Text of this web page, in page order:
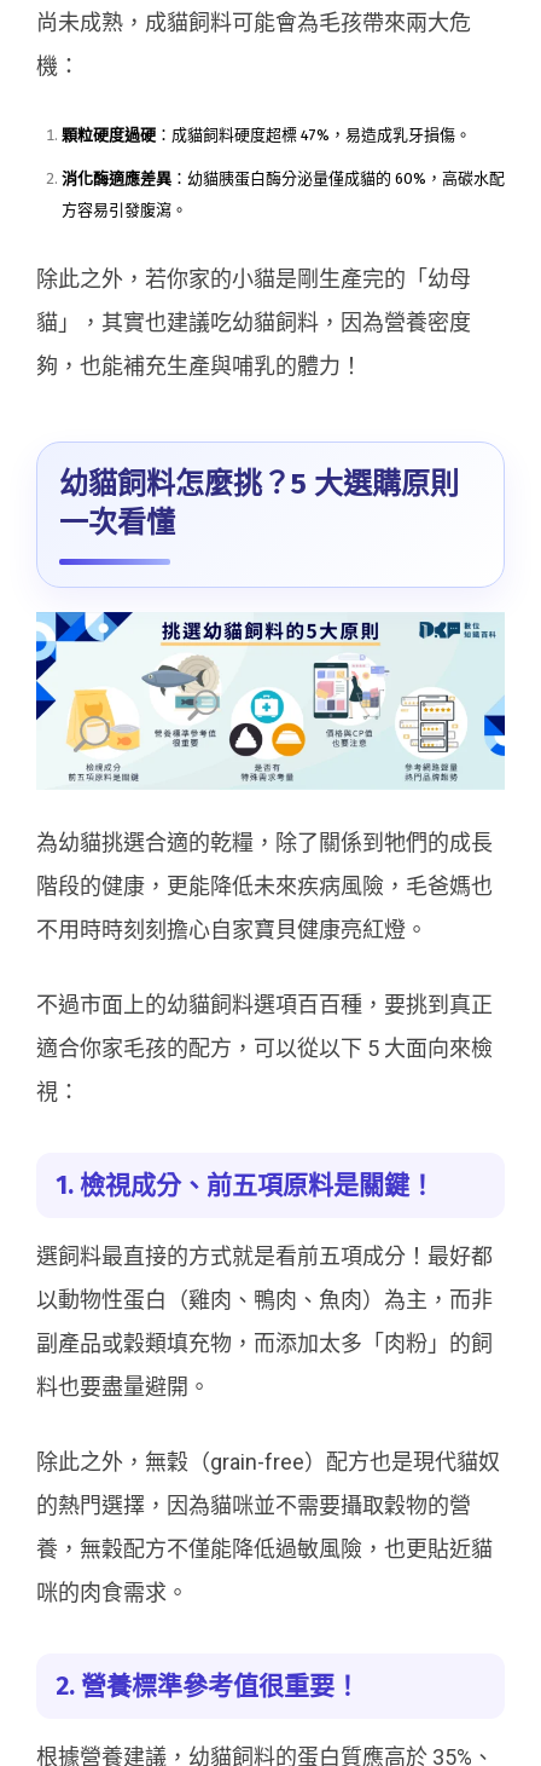
尚未成熟，成貓飼料可能會為毛孩帶來兩大危
機：
顆粒硬度過硬 ：成貓飼料硬度超標 47%，易造成乳牙損傷。
消化酶適應差異 ：幼貓胰蛋白酶分泌量僅成貓的 60%，高碳水配
方容易引發腹瀉。
除此之外，若你家的小貓是剛生產完的「幼母
貓」，其實也建議吃幼貓飼料，因為營養密度
夠，也能補充生產與哺乳的體力！
幼貓飼料怎麼挑？5 大選購原則
一次看懂
為幼貓挑選合適的乾糧，除了關係到牠們的成長
階段的健康，更能降低未來疾病風險，毛爸媽也
不用時時刻刻擔心自家寶貝健康亮紅燈。
不過市面上的幼貓飼料選項百百種，要挑到真正
適合你家毛孩的配方，可以從以下 5 大面向來檢
視：
1. 檢視成分、前五項原料是關鍵！
選飼料最直接的方式就是看前五項成分！最好都
以動物性蛋白（雞肉、鴨肉、魚肉）為主，而非
副產品或穀類填充物，而添加太多「肉粉」的飼
料也要盡量避開。
除此之外，無穀（grain-free）配方也是現代貓奴
的熱門選擇，因為貓咪並不需要攝取穀物的營
養，無穀配方不僅能降低過敏風險，也更貼近貓
咪的肉食需求。
2. 營養標準參考值很重要！
根據營養建議，幼貓飼料的蛋白質應高於 35%、